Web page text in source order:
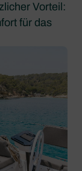
Vorteil:
für das